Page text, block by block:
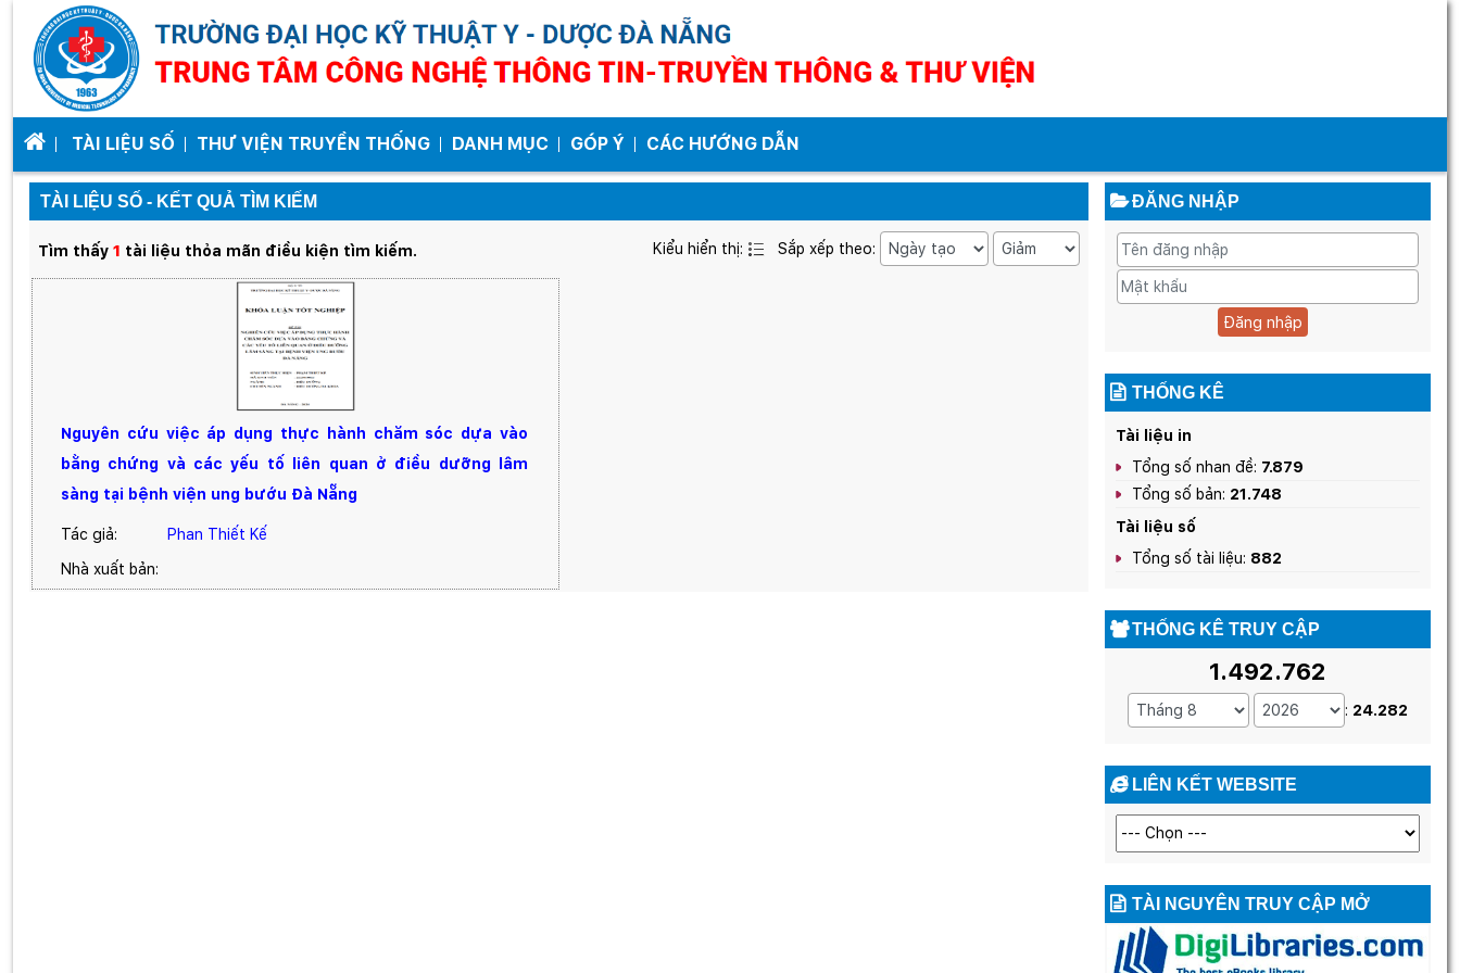
TÀI LIỆU SỐ THƯ VIỆN TRUYỀN THỐNG DANH MỤC GÓP Ý CÁC HƯỚNG DẪN
TÀI LIỆU SỐ - KẾT QUẢ TÌM KIẾM
Tìm thấy 1 tài liệu thỏa mãn điều kiện tìm kiếm. Kiểu hiển thị: Sắp xếp theo:
Nguyên cứu việc áp dụng thực hành chăm sóc dựa vào
bằng chứng và các yếu tố liên quan ở điều dưỡng lâm
sàng tại bệnh viện ung bướu Đà Nẵng
Tác giả:
Phan Thiết Kế
Nhà xuất bản:
ĐĂNG NHẬP
Đăng nhập
THỐNG KÊ
Tài liệu in
Tổng số nhan đề: 7.879
Tổng số bản: 21.748
Tài liệu số
Tổng số tài liệu: 882
THỐNG KÊ TRUY CẬP
1.492.762
: 24.282
LIÊN KẾT WEBSITE
TÀI NGUYÊN TRUY CẬP MỞ